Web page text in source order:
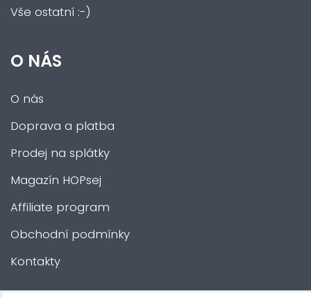
Vše ostatní :-)
O NÁS
O nás
Doprava a platba
Prodej na splátky
Magazín HOPsej
Affiliate program
Obchodní podmínky
Kontakty